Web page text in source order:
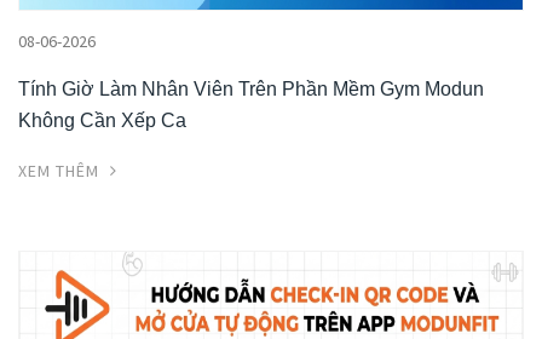
08-06-2026
Tính Giờ Làm Nhân Viên Trên Phần Mềm Gym Modun
Không Cần Xếp Ca
XEM THÊM